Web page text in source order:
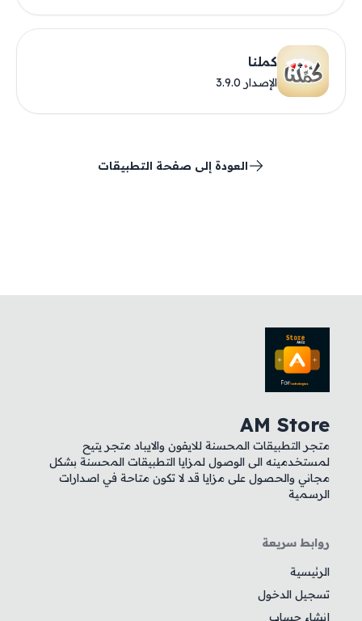
كملنا
الإصدار 3.9.0
العودة إلى صفحة التطبيقات
AM Store
متجر التطبيقات المحسنة للايفون والايباد متجر يتيح
لمستخدمينه الى الوصول لمزايا التطبيقات المحسنة بشكل
مجاني والحصول على مزايا قد لا تكون متاحة في اصدارات
الرسمية
روابط سريعة
الرئيسية
تسجيل الدخول
إنشاء حساب